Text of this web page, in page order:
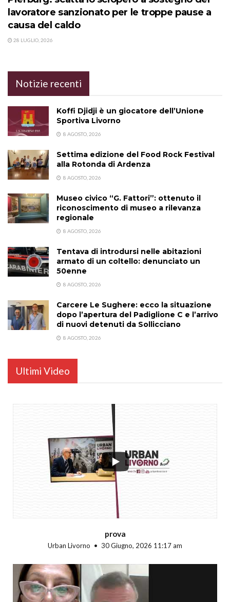
lavoratore sanzionato per le troppe pause a
causa del caldo
28 LUGLIO, 2026
Notizie recenti
Koffi Djidji è un giocatore dell’Unione
Sportiva Livorno
8 AGOSTO, 2026
Settima edizione del Food Rock Festival
alla Rotonda di Ardenza
8 AGOSTO, 2026
Museo civico “G. Fattori”: ottenuto il
riconoscimento di museo a rilevanza
regionale
8 AGOSTO, 2026
Tentava di introdursi nelle abitazioni
armato di un coltello: denunciato un
50enne
8 AGOSTO, 2026
Carcere Le Sughere: ecco la situazione
dopo l’apertura del Padiglione C e l’arrivo
di nuovi detenuti da Sollicciano
8 AGOSTO, 2026
Ultimi Video
prova
Urban Livorno 30 Giugno, 2026 11:17 am